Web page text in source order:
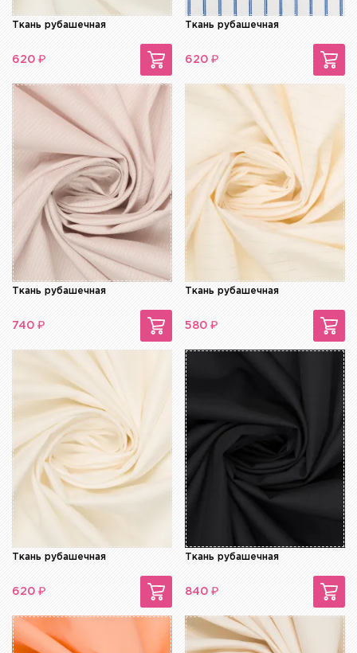
Ткань рубашечная
620 ₽
Ткань рубашечная
620 ₽
Ткань рубашечная
740 ₽
Ткань рубашечная
580 ₽
Ткань рубашечная
620 ₽
Ткань рубашечная
840 ₽